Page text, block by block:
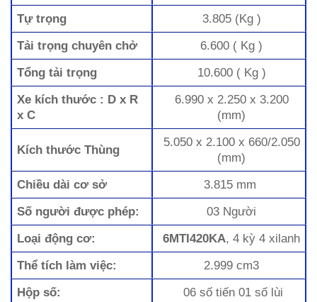
Tự trọng
3.805 (Kg )
Tải trọng chuyên chở
6.600 ( Kg )
Tổng tải trọng
10.600 ( Kg )
Xe kích thước : D x R
x C
6.990 x 2.250 x 3.200
(mm)
Kích thước Thùng
5.050 x 2.100 x 660/2.050
(mm)
Chiều dài cơ sở
3.815 mm
Số người được phép:
03 Người
Loại động cơ:
6MTI420KA, 4 kỳ 4 xilanh
Thể tích làm việc:
2.999 cm3
Hộp số:
06 số tiến 01 số lùi